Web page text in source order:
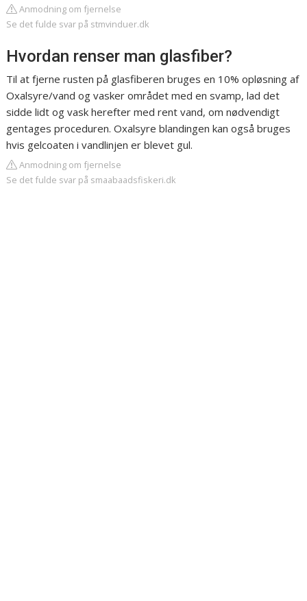
Anmodning om fjernelse
Se det fulde svar på stmvinduer.dk
Hvordan renser man glasfiber?
Til at fjerne rusten på glasfiberen bruges en 10% opløsning af
Oxalsyre/vand og vasker området med en svamp, lad det
sidde lidt og vask herefter med rent vand, om nødvendigt
gentages proceduren. Oxalsyre blandingen kan også bruges
hvis gelcoaten i vandlinjen er blevet gul.
Anmodning om fjernelse
Se det fulde svar på smaabaadsfiskeri.dk